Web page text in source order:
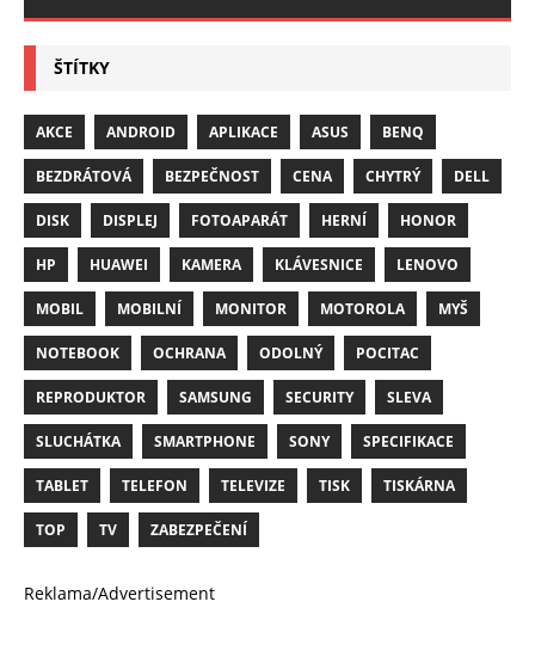
ŠTÍTKY
AKCE ANDROID APLIKACE ASUS BENQ
BEZDRÁTOVÁ BEZPEČNOST CENA CHYTRÝ DELL
DISK DISPLEJ FOTOAPARÁT HERNÍ HONOR
HP HUAWEI KAMERA KLÁVESNICE LENOVO
MOBIL MOBILNÍ MONITOR MOTOROLA MYŠ
NOTEBOOK OCHRANA ODOLNÝ POCITAC
REPRODUKTOR SAMSUNG SECURITY SLEVA
SLUCHÁTKA SMARTPHONE SONY SPECIFIKACE
TABLET TELEFON TELEVIZE TISK TISKÁRNA
TOP TV ZABEZPEČENÍ
Reklama/Advertisement